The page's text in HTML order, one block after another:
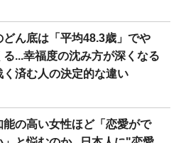
どん底は「平均48.3歳」でや
る...幸福度の沈み方が深くなる
く済む人の決定的な違い
能の高い女性ほど「恋愛がで